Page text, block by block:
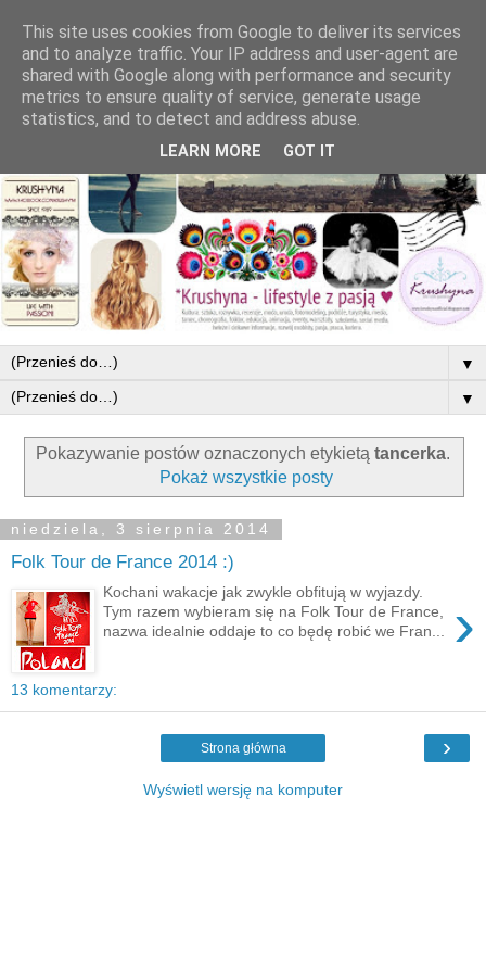
▼
▼
Pokazywanie postów oznaczonych etykietą tancerka.
Pokaż wszystkie posty
niedziela, 3 sierpnia 2014
Folk Tour de France 2014 :)
›
Kochani wakacje jak zwykle obfitują w wyjazdy.
Tym razem wybieram się na Folk Tour de France,
nazwa idealnie oddaje to co będę robić we Fran...
13 komentarzy:
›
Strona główna
Wyświetl wersję na komputer
This site uses cookies from Google to deliver its services
and to analyze traffic. Your IP address and user-agent are
shared with Google along with performance and security
metrics to ensure quality of service, generate usage
statistics, and to detect and address abuse.
LEARN MORE GOT IT